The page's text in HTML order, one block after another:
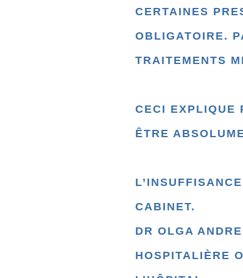
CERTAINES
OBLIGATOIRE.
TRAITEMENTS
CECI EXPLIQUE
ÊTRE
CABINET.
DR OLGA
HOSPITALIÈRE